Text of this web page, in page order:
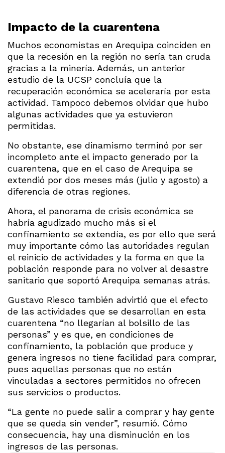
Impacto de la cuarentena
Muchos economistas en Arequipa coinciden en
que la recesión en la región no sería tan cruda
gracias a la minería. Además, un anterior
estudio de la UCSP concluía que la
recuperación económica se aceleraría por esta
actividad. Tampoco debemos olvidar que hubo
algunas actividades que ya estuvieron
permitidas.
No obstante, ese dinamismo terminó por ser
incompleto ante el impacto generado por la
cuarentena, que en el caso de Arequipa se
extendió por dos meses más (julio y agosto) a
diferencia de otras regiones.
Ahora, el panorama de crisis económica se
habría agudizado mucho más si el
confinamiento se extendía, es por ello que será
muy importante cómo las autoridades regulan
el reinicio de actividades y la forma en que la
población responde para no volver al desastre
sanitario que soportó Arequipa semanas atrás.
Gustavo Riesco también advirtió que el efecto
de las actividades que se desarrollan en esta
cuarentena “no llegarían al bolsillo de las
personas” y es que, en condiciones de
confinamiento, la población que produce y
genera ingresos no tiene facilidad para comprar,
pues aquellas personas que no están
vinculadas a sectores permitidos no ofrecen
sus servicios o productos.
“La gente no puede salir a comprar y hay gente
que se queda sin vender”, resumió. Cómo
consecuencia, hay una disminución en los
ingresos de las personas.